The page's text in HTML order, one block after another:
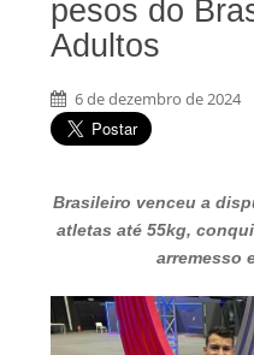
pesos do
Adultos
6 de dezembro de 2024
Brasileiro venceu a
atletas até 55kg,
arremesso